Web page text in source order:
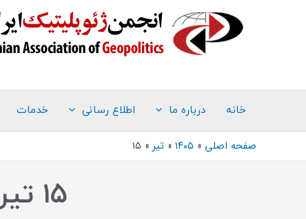
خانه درباره ما اطلاع رسانی خدمات
صفحه اصلی ۱۴۰۵ تیر ۱۵
۱۵ تیر ۱۴۰۵ (فرمت تاریخ آرشیو روزانه)